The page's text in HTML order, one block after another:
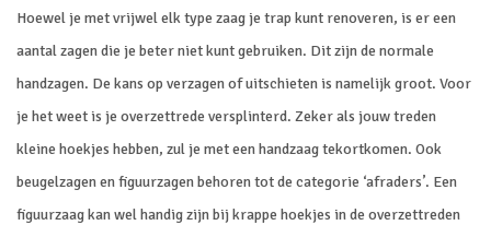
Hoewel je met vrijwel elk type zaag je trap kunt renoveren, is er een
aantal zagen die je beter niet kunt gebruiken. Dit zijn de normale
handzagen. De kans op verzagen of uitschieten is namelijk groot. Voor
je het weet is je overzettrede versplinterd. Zeker als jouw treden
kleine hoekjes hebben, zul je met een handzaag tekortkomen. Ook
beugelzagen en figuurzagen behoren tot de categorie ‘afraders’. Een
figuurzaag kan wel handig zijn bij krappe hoekjes in de overzettreden